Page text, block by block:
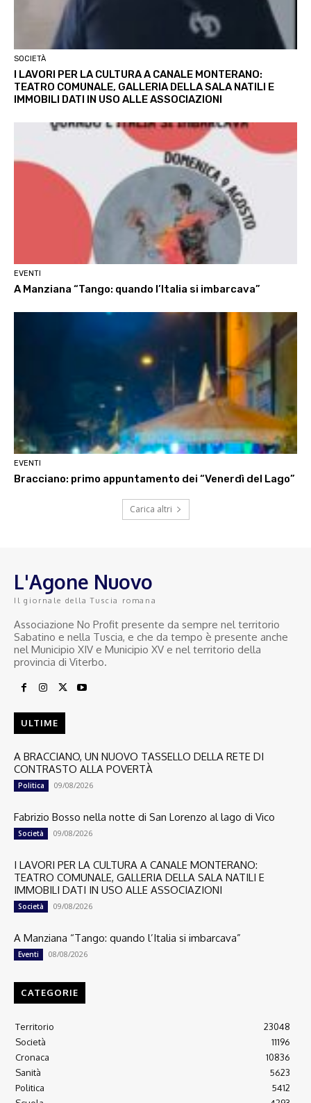
SOCIETÀ
I LAVORI PER LA CULTURA A CANALE MONTERANO:
TEATRO COMUNALE, GALLERIA DELLA SALA NATILI E
IMMOBILI DATI IN USO ALLE ASSOCIAZIONI
EVENTI
A Manziana “Tango: quando l’Italia si imbarcava”
EVENTI
Bracciano: primo appuntamento dei “Venerdì del Lago”
Carica altri
L'Agone Nuovo
Il giornale della Tuscia romana
Associazione No Profit presente da sempre nel territorio
Sabatino e nella Tuscia, e che da tempo è presente anche
nel Municipio XIV e Municipio XV e nel territorio della
provincia di Viterbo.
ULTIME
A BRACCIANO, UN NUOVO TASSELLO DELLA RETE DI
CONTRASTO ALLA POVERTÀ
Politica 09/08/2026
Fabrizio Bosso nella notte di San Lorenzo al lago di Vico
Società 09/08/2026
I LAVORI PER LA CULTURA A CANALE MONTERANO:
TEATRO COMUNALE, GALLERIA DELLA SALA NATILI E
IMMOBILI DATI IN USO ALLE ASSOCIAZIONI
Società 09/08/2026
A Manziana “Tango: quando l’Italia si imbarcava”
Eventi 08/08/2026
CATEGORIE
Territorio
23048
Società
11196
Cronaca
10836
Sanità
5623
Politica
5412